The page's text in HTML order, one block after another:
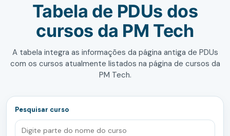
Tabela de PDUs dos
cursos da PM Tech
A tabela integra as informações da página antiga de PDUs
com os cursos atualmente listados na página de cursos da
PM Tech.
Pesquisar curso